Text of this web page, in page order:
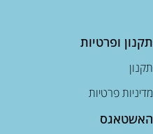
תקנון ופרטיות
תקנון
מדיניות פרטיות
האשטאגס